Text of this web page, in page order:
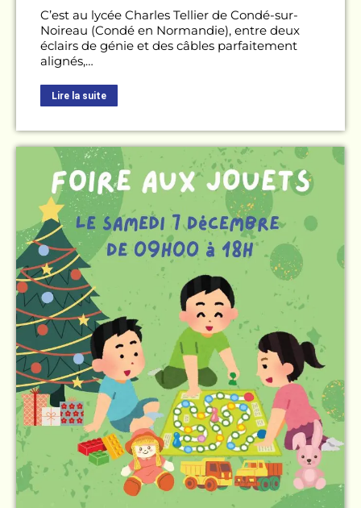
C’est au lycée Charles Tellier de Condé-sur-
Noireau (Condé en Normandie), entre deux
éclairs de génie et des câbles parfaitement
alignés,…
Lire la suite